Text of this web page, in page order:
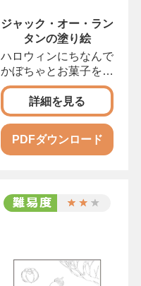
ジャック・オー・ラン
タンの塗り絵
ハロウィンにちなんで
かぼちゃとお菓子を塗
りましょう 10月3
詳細を見る
PDFダウンロード